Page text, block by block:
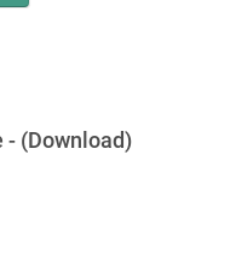
(Download)